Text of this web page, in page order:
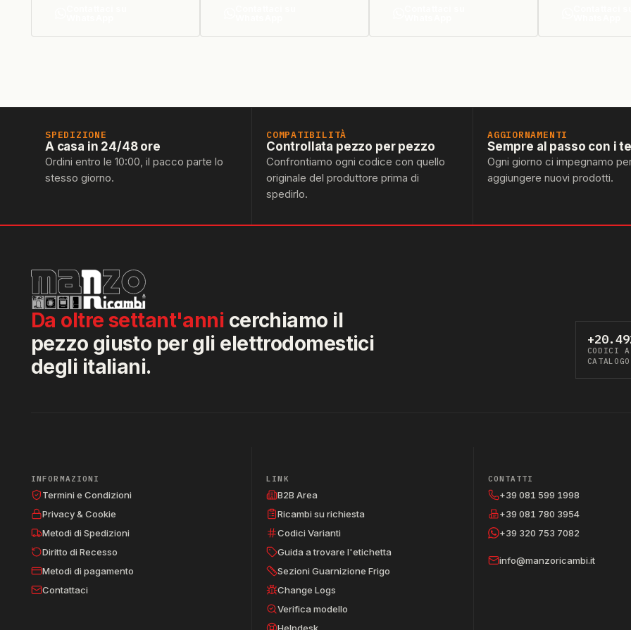
SPEDIZIONE
A casa in 24/48 ore
Ordini entro le 10:00, il pacco parte lo
stesso giorno.
COMPATIBILITÀ
Controllata pezzo per pezzo
Confrontiamo ogni codice con quello
originale del produttore prima di
spedirlo.
AGGIORNAMENTI
Sempre al passo con i
Ogni giorno ci impegnamo
aggiungere nuovi prodotti.
Da oltre settant'anni cerchiamo il
pezzo giusto per gli elettrodomestici
degli italiani.
CODICI A
CATALOGO
INFORMAZIONI
Termini e Condizioni
Privacy & Cookie
Metodi di Spedizioni
Diritto di Recesso
Metodi di pagamento
Contattaci
LINK
B2B Area
Ricambi su richiesta
Codici Varianti
Guida a trovare l'etichetta
Sezioni Guarnizione Frigo
Change Logs
Verifica modello
Helpdesk
CONTATTI
+39 081 599 1998
+39 081 780 3954
+39 320 753 7082
info@manzoricambi.it